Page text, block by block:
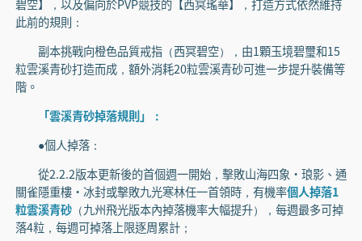
碧空】，以及偏向於PVP競技的【西冥瑤華】，打造方式依然維持
此前的規則：
副本挑戰向橙色品質戒指（西冥碧空），由1顆玉境碧璽和15
粒雲溪青砂打造而成，額外消耗20粒雲溪青砂可進一步提升裝備等
階。
「雲溪青砂掉落規則」：
●個人掉落：
從2.2.2版本更新後的首個週一開始，擊敗山海四象·琅影、通
關雀隱重樓·冰封或擊敗九光寒林任一首領時，有機率個人掉落1
粒雲溪青砂（九州飛光版本內掉落機率大幅提升），每週最多可掉
落4粒，每週可掉落上限逐周累計；